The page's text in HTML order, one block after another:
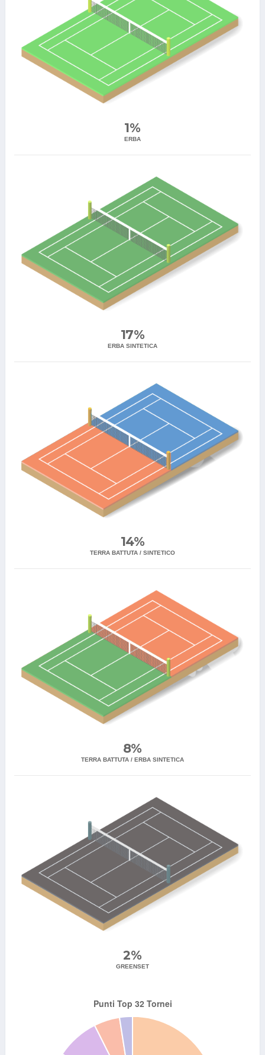
1%
ERBA
17%
ERBA SINTETICA
14%
TERRA BATTUTA / SINTETICO
8%
TERRA BATTUTA / ERBA SINTETICA
2%
GREENSET